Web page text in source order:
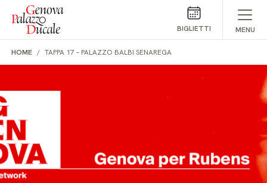
Salta al contenuto
BIGLIETTI MENU
HOME TAPPA 17 – PALAZZO BALBI SENAREGA